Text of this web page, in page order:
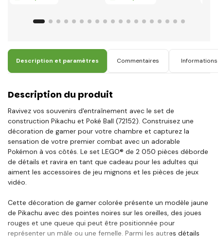
Description et paramètres Commentaires
Description du produit
Ravivez vos souvenirs d'entraînement avec le set de
construction Pikachu et Poké Ball (72152). Construisez une
décoration de gamer pour votre chambre et capturez la
sensation de votre premier combat avec un adorable
Pokémon à vos côtés. Le set LEGO® de 2 050 pièces déborde
de détails et ravira en tant que cadeau pour les adultes qui
aiment les accessoires de jeu mignons et les pièces de jeux
vidéo.
Cette décoration de gamer colorée présente un modèle jaune
de Pikachu avec des pointes noires sur les oreilles, des joues
rouges et une queue qui peut être positionnée pour
représenter un mâle ou une femelle. Parmi les autres détails